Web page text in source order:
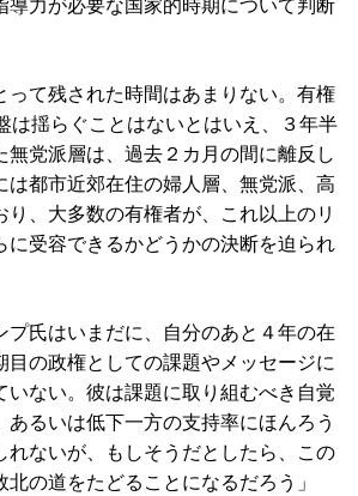
導力が必要な国家的時期について判断
て残された時間はあまりない。有権
は揺らぐことはないとはいえ、３年半
無党派層は、過去２カ月の間に離反し
は都市近郊在住の婦人層、無党派、高
り、大多数の有権者が、これ以上のリ
に受容できるかどうかの決断を迫られ
氏はいまだに、自分のあと４年の在
目の政権としての課題やメッセージに
いない。彼は課題に取り組むべき自覚
あるいは低下一方の支持率にほんろう
れないが、もしそうだとしたら、この
北の道をたどることになるだろう」